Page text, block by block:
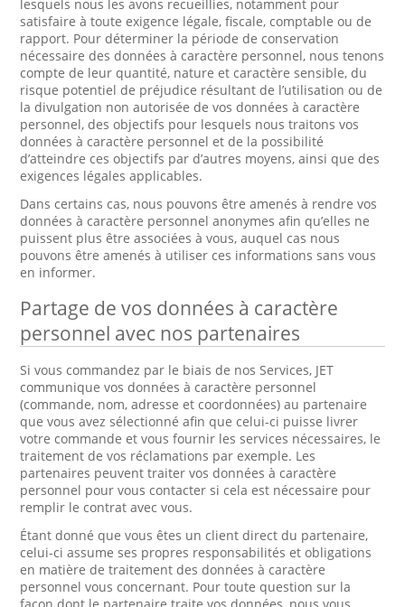
lesquels nous les avons recueillies, notamment pour
satisfaire à toute exigence légale, fiscale, comptable ou de
rapport. Pour déterminer la période de conservation
nécessaire des données à caractère personnel, nous tenons
compte de leur quantité, nature et caractère sensible, du
risque potentiel de préjudice résultant de l’utilisation ou de
la divulgation non autorisée de vos données à caractère
personnel, des objectifs pour lesquels nous traitons vos
données à caractère personnel et de la possibilité
d’atteindre ces objectifs par d’autres moyens, ainsi que des
exigences légales applicables.
Dans certains cas, nous pouvons être amenés à rendre vos
données à caractère personnel anonymes afin qu’elles ne
puissent plus être associées à vous, auquel cas nous
pouvons être amenés à utiliser ces informations sans vous
en informer.
Partage de vos données à caractère
personnel avec nos partenaires
Si vous commandez par le biais de nos Services, JET
communique vos données à caractère personnel
(commande, nom, adresse et coordonnées) au partenaire
que vous avez sélectionné afin que celui-ci puisse livrer
votre commande et vous fournir les services nécessaires, le
traitement de vos réclamations par exemple. Les
partenaires peuvent traiter vos données à caractère
personnel pour vous contacter si cela est nécessaire pour
remplir le contrat avec vous.
Étant donné que vous êtes un client direct du partenaire,
celui-ci assume ses propres responsabilités et obligations
en matière de traitement des données à caractère
personnel vous concernant. Pour toute question sur la